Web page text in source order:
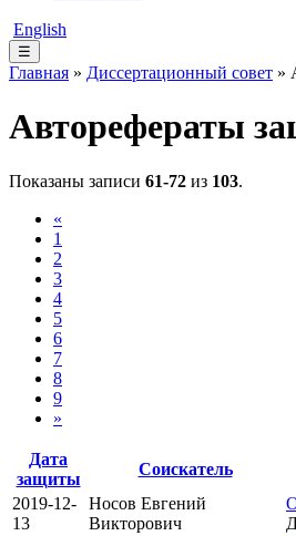
English
☰
Главная » Диссертационный совет »
Авторефераты
Показаны записи 61-72 из 103.
«
1
2
3
4
5
6
7
8
9
»
Дата
защиты
Соискатель
2019-12-
13
Носов Евгений
Викторович